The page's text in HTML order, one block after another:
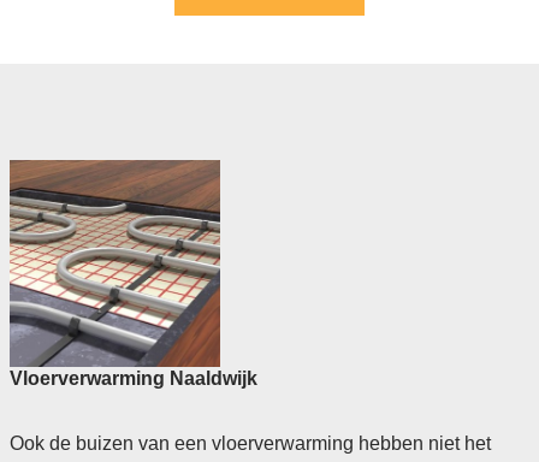
Vloerverwarming Naaldwijk
Ook de buizen van een vloerverwarming hebben niet het